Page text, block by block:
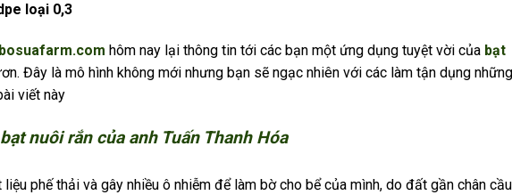
loại 0,3
bosuafarm.com hôm nay lại thông tin tới các bạn một ứng dụng tuyệt vời của bạt
Đây là mô hình không mới nhưng bạn sẽ ngạc nhiên với các làm tận dụng những
viết này
nuôi rắn của anh Tuấn Thanh Hóa
phế thải và gây nhiều ô nhiễm để làm bờ cho bể của mình, do đất gần chân cầu